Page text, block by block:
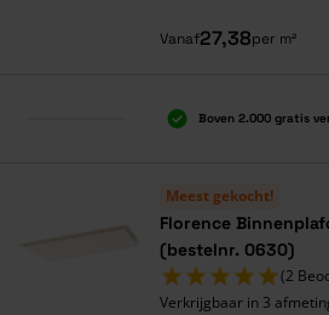
Vanaf27,38per m²
Boven 2.000 gratis
Meest gekocht!
Florence
(bestelnr. 0630)
(2
Verkrijgbaar in 3